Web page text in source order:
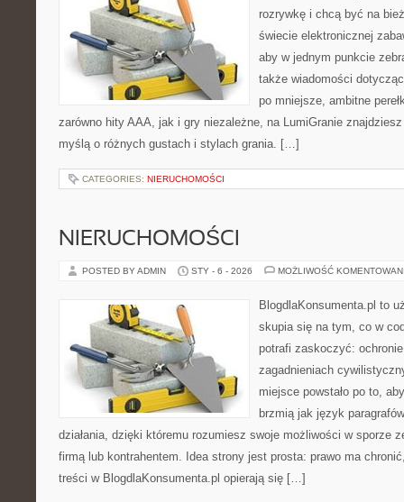
rozrywkę i chcą być na
świecie elektronicznej
aby w jednym punkcie
także wiadomości
po mniejsze, ambitne
zarówno hity AAA, jak i gry niezależne, na LumiGranie
myślą o różnych gustach i stylach grania. […]
CATEGORIES: NIERUCHOMOŚCI
NIERUCHOMOŚCI
POSTED BY ADMIN STY - 6 - 2026 MOŻLIWOŚĆ
BlogdlaKonsumenta.pl to
skupia się na tym, co w
potrafi zaskoczyć:
zagadnieniach
miejsce powstało po to,
brzmią jak język
działania, dzięki któremu rozumiesz swoje możliwości w sporze
firmą lub kontrahentem. Idea strony jest prosta: prawo ma
treści w BlogdlaKonsumenta.pl opierają się […]